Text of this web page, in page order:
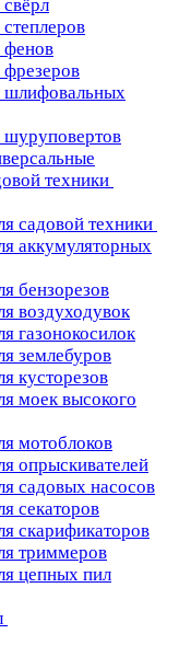
техники
садовой техники
аккумуляторных
бензорезов
воздуходувок
газонокосилок
землебуров
кусторезов
моек высокого
мотоблоков
опрыскивателей
садовых насосов
секаторов
скарификаторов
триммеров
цепных пил